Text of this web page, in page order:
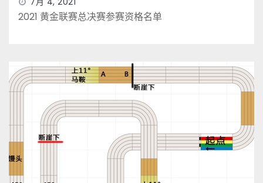
2021 黄金联赛总决赛参赛资格名单